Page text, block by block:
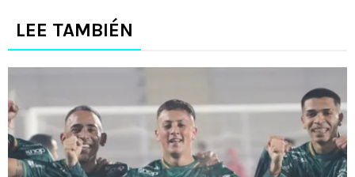
LEE TAMBIÉN